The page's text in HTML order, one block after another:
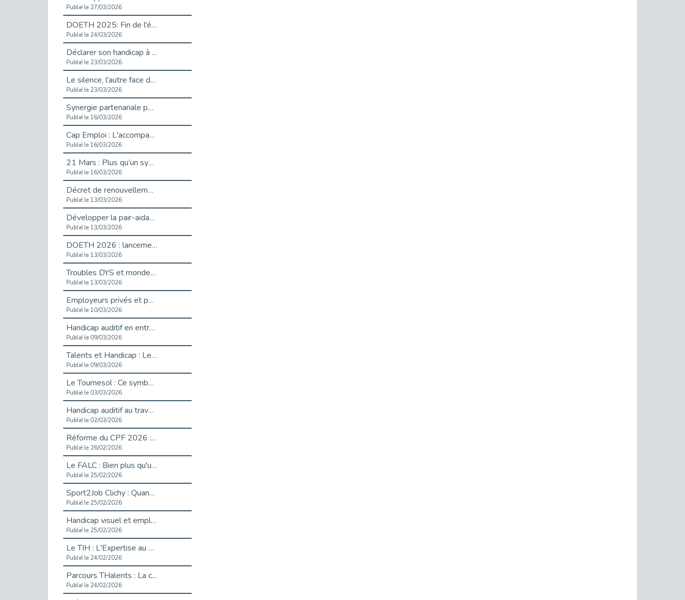
Publié le 27/03/2026
DOETH 2025: Fin de l'écrêtement
Publié le 24/03/2026
Déclarer son handicap à son employeur : un levier professionnel ?
Publié le 23/03/2026
Le silence, l’autre face du recrutement : un appel au respect des candidats.
Publié le 23/03/2026
Synergie partenariale pour l'Inclusion Professionnelle chez Orange
Publié le 16/03/2026
Cap Emploi : L'accompagnement EXH c’est quoi ?
Publié le 16/03/2026
21 Mars : Plus qu’un symbole, un engagement pour l’inclusion
Publié le 16/03/2026
Décret de renouvellement de l'aide aux employeurs d'apprentis
Publié le 13/03/2026
Développer la pair-aidance en santé mentale : guide pour les employeurs
Publié le 13/03/2026
DOETH 2026 : lancement de la campagne pour les employeurs publics
Publié le 13/03/2026
Troubles DYS et monde du travail : mieux comprendre pour mieux accompagner _ vidéo
Publié le 13/03/2026
Employeurs privés et publics : vigilance face aux démarchages liés à l’OETH en 2026
Publié le 10/03/2026
Handicap auditif en entreprise, aménagements pour sécuriser la communication - vidéo
Publié le 09/03/2026
Talents et Handicap : Le Top 10 des métiers plébiscités dans les Hauts-de-Seine
Publié le 09/03/2026
Le Tournesol : Ce symbole discret qui change la vie des personnes en situation de handicap invisible
Publié le 03/03/2026
Handicap auditif au travail : rendre l’invisible accessible
Publié le 02/03/2026
Réforme du CPF 2026 : Ce qui change ce printemps pour vos droits à la formation
Publié le 26/02/2026
Le FALC : Bien plus qu'une écriture, un levier d'inclusion
Publié le 25/02/2026
Sport2Job Clichy : Quand le terrain devient le plus beau des bureaux
Publié le 25/02/2026
Handicap visuel et emploi : lever les obstacles pour révéler les - vidéo
Publié le 25/02/2026
Le TIH : L'Expertise au Service de l'Inclusion
Publié le 24/02/2026
Parcours THalents : La complémentarité au service de l'Emploi.
Publié le 24/02/2026